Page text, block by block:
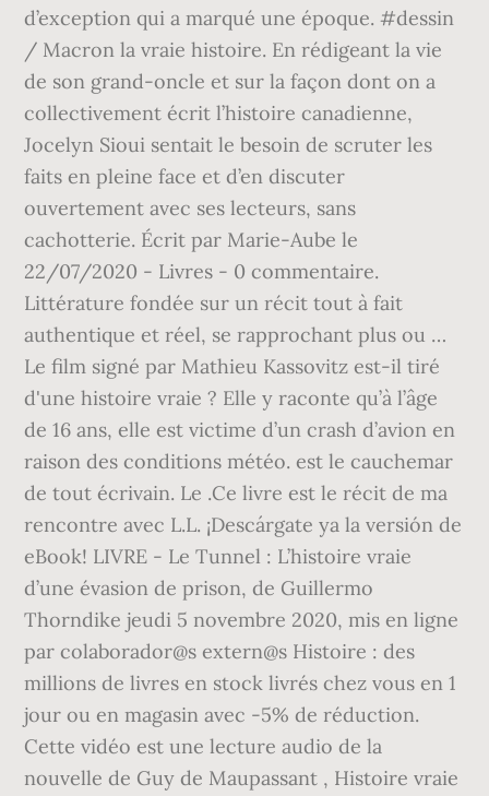
d’exception qui a marqué une époque. #dessin
/ Macron la vraie histoire. En rédigeant la vie
de son grand-oncle et sur la façon dont on a
collectivement écrit l’histoire canadienne,
Jocelyn Sioui sentait le besoin de scruter les
faits en pleine face et d’en discuter
ouvertement avec ses lecteurs, sans
cachotterie. Écrit par Marie-Aube le
22/07/2020 - Livres - 0 commentaire.
Littérature fondée sur un récit tout à fait
authentique et réel, se rapprochant plus ou …
Le film signé par Mathieu Kassovitz est-il tiré
d'une histoire vraie ? Elle y raconte qu’à l’âge
de 16 ans, elle est victime d’un crash d’avion en
raison des conditions météo. est le cauchemar
de tout écrivain. Le .Ce livre est le récit de ma
rencontre avec L.L. ¡Descárgate ya la versión de
eBook! LIVRE - Le Tunnel : L’histoire vraie
d’une évasion de prison, de Guillermo
Thorndike jeudi 5 novembre 2020, mis en ligne
par colaborador@s extern@s Histoire : des
millions de livres en stock livrés chez vous en 1
jour ou en magasin avec -5% de réduction.
Cette vidéo est une lecture audio de la
nouvelle de Guy de Maupassant , Histoire vraie